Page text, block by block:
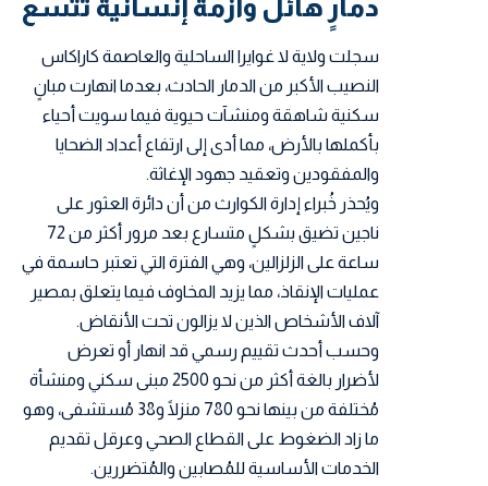
دمارٍ هائل وأزمة إنسانية تتسع
سجلت ولاية لا غوايرا الساحلية والعاصمة كاراكاس
النصيب الأكبر من الدمار الحادث، بعدما انهارت مبانٍ
سكنية شاهقة ومنشآت حيوية فيما سويت أحياء
بأكملها بالأرض، مما أدى إلى ارتفاع أعداد الضحايا
والمفقودين وتعقيد جهود الإغاثة.
ويُحذر خُبراء إدارة الكوارث من أن دائرة العثور على
ناجين تضيق بشكلٍ متسارع بعد مرور أكثر من 72
ساعة علىالزلزالين، وهي الفترة التي تعتبر حاسمة في
عمليات الإنقاذ، مما يزيد المخاوف فيما يتعلق بمصير
آلاف الأشخاص الذين لا يزالون تحت الأنقاض.
وحسب أحدث تقييم رسمي قد انهار أو تعرض
لأضرار بالغة أكثر من نحو 2500 مبنى سكني ومنشأة
مُختلفة من بينها نحو 780 منزلًا و38 مُستشفى، وهو
ما زاد الضغوط على القطاع الصحي وعرقل تقديم
الخدمات الأساسية للمُصابين والمُتضررين.